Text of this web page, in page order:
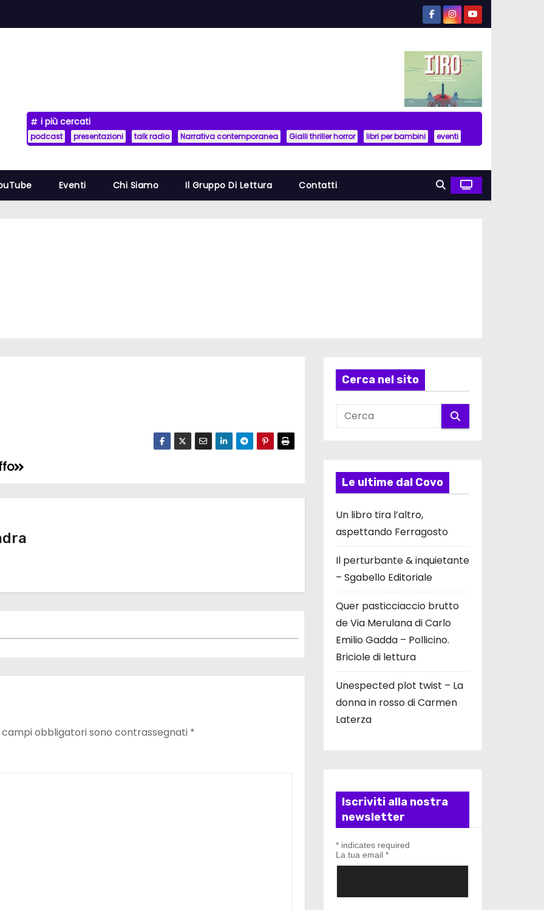
i più cercati
podcast presentazioni talk radio Narrativa contemporanea Gialli thriller horror libri per bambini eventi
Eventi Chi Siamo Il Gruppo Di Lettura Contatti
campi obbligatori sono contrassegnati *
Cerca nel sito
Le ultime dal Covo
Un libro tira l’altro,
aspettando Ferragosto
Il perturbante & inquietante
– Sgabello Editoriale
Quer pasticciaccio brutto
de Via Merulana di Carlo
Emilio Gadda – Pollicino.
Briciole di lettura
Unespected plot twist – La
donna in rosso di Carmen
Laterza
Iscriviti alla nostra
newsletter
*indicates required
La tua email *